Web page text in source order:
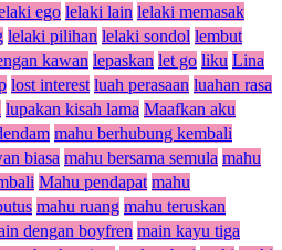
ego lelaki lain lelaki memasak
lelaki pilihan lelaki sondol lembut
kawan lepaskan let go liku Lina
lost interest luah perasaan luahan rasa
lupakan kisah lama Maafkan aku
mahu berhubung kembali
biasa mahu bersama semula mahu
Mahu pendapat mahu
mahu ruang mahu teruskan
dengan boyfren main kayu tiga